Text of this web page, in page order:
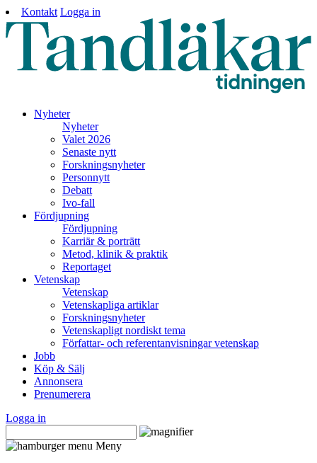
Kontakt Logga in
Nyheter
Nyheter
Valet 2026
Senaste nytt
Forskningsnyheter
Personnytt
Debatt
Ivo-fall
Fördjupning
Fördjupning
Karriär & porträtt
Metod, klinik & praktik
Reportaget
Vetenskap
Vetenskap
Vetenskapliga artiklar
Forskningsnyheter
Vetenskapligt nordiskt tema
Författar- och referentanvisningar vetenskap
Jobb
Köp & Sälj
Annonsera
Prenumerera
Logga in
Meny